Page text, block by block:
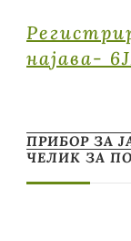
најава-
ПРИБОР ЗА
ЧЕЛИК ЗА